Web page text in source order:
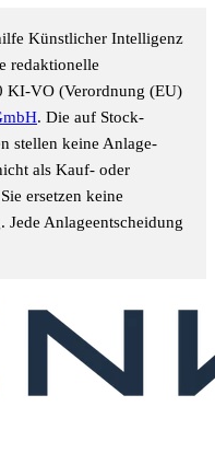
Künstlicher Intelligenz
redaktionelle
KI-VO (Verordnung (EU)
. Die auf Stock-
stellen keine Anlage-
als Kauf- oder
ersetzen keine
Anlageentscheidung